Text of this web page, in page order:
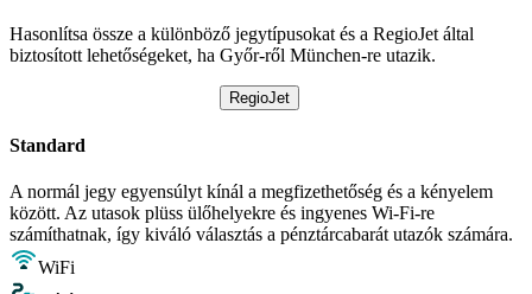
Hasonlítsa össze a különböző jegytípusokat és a RegioJet által
biztosított lehetőségeket, ha Győr-ről München-re utazik.
RegioJet
Standard
A normál jegy egyensúlyt kínál a megfizethetőség és a kényelem
között. Az utasok plüss ülőhelyekre és ingyenes Wi-Fi-re
számíthatnak, így kiváló választás a pénztárcabarát utazók számára.
WiFi